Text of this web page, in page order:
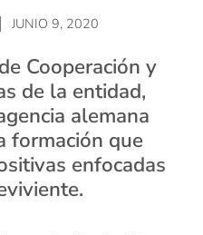
JUNIO 9, 2020
Cooperación y
de la entidad,
alemana
formación que
enfocadas